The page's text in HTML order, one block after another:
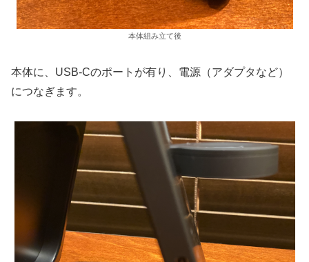
本体組み立て後
本体に、USB-Cのポートが有り、電源（アダプタなど）
につなぎます。